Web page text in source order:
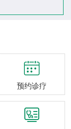

预约诊疗
